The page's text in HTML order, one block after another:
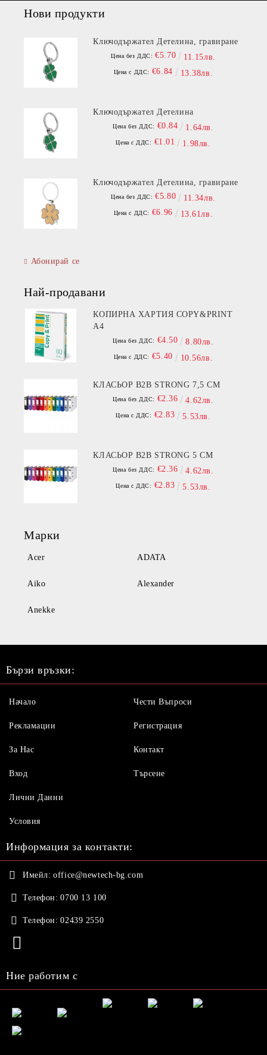
Нови продукти
Ключодържател Детелина, гравиране
Цена без ДДС: €5.70 11.15лв.
Цена с ДДС: €6.84 13.38лв.
Ключодържател Детелина
Цена без ДДС: €0.84 1.64лв.
Цена с ДДС: €1.01 1.98лв.
Ключодържател Детелина, гравиране
Цена без ДДС: €5.80 11.34лв.
Цена с ДДС: €6.96 13.61лв.
Абонирай се
Най-продавани
КОПИРНА ХАРТИЯ COPY&PRINT
A4
Цена без ДДС: €4.50 8.80лв.
Цена с ДДС: €5.40 10.56лв.
КЛАСЬОР B2B STRONG 7,5 СМ
Цена без ДДС: €2.36 4.62лв.
Цена с ДДС: €2.83 5.53лв.
КЛАСЬОР B2B STRONG 5 СМ
Цена без ДДС: €2.36 4.62лв.
Цена с ДДС: €2.83 5.53лв.
Марки
Acer ADATA
Aiko Alexander
Anekke
Бързи връзки:
Начало
Рекламации
За Нас
Вход
Чести Въпроси
Регистрация
Контакт
Търсене
Лични Данни
Условия
Информация за контакти:
Имейл: office@newtech-bg.com
Телефон: 0700 13 100
Телефон: 02439 2550
Ние работим с